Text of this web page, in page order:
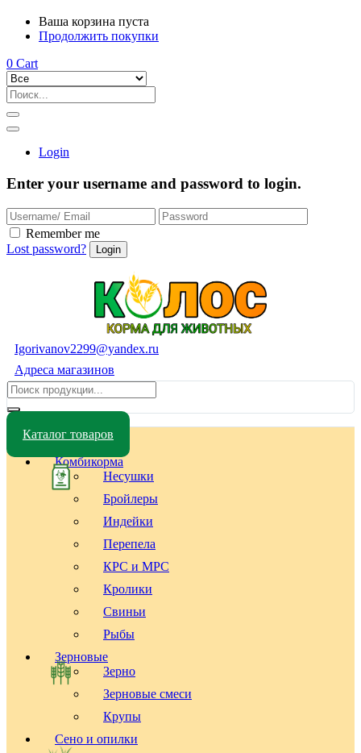
Ваша корзина пуста
Продолжить покупки
0 Cart
Login
Enter your username and password to login.
Remember me
Lost password?
Igorivanov2299@yandex.ru
Адреса магазинов
Каталог товаров
Комбикорма
Несушки
Бройлеры
Индейки
Перепела
КРС и МРС
Кролики
Свиньи
Рыбы
Зерновые
Зерно
Зерновые смеси
Крупы
Сено и опилки